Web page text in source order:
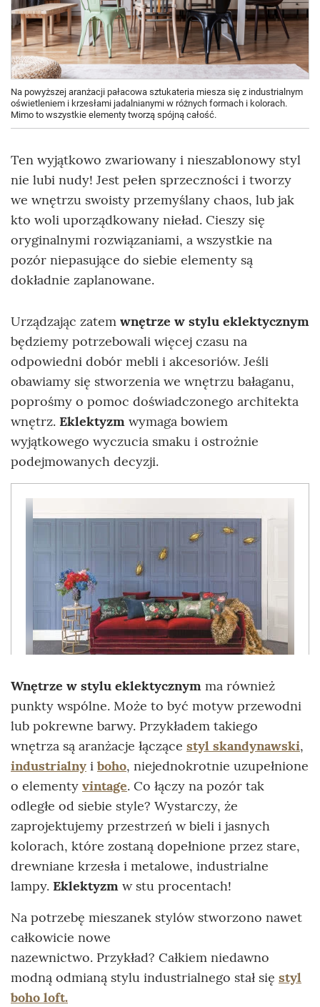
Na powyższej aranżacji pałacowa sztukateria miesza się z industrialnym
oświetleniem i krzesłami jadalnianymi w różnych formach i kolorach.
Mimo to wszystkie elementy tworzą spójną całość.
Ten wyjątkowo zwariowany i nieszablonowy styl
nie lubi nudy! Jest pełen sprzeczności i tworzy
we wnętrzu swoisty przemyślany chaos, lub jak
kto woli uporządkowany nieład. Cieszy się
oryginalnymi rozwiązaniami, a wszystkie na
pozór niepasujące do siebie elementy są
dokładnie zaplanowane.
Urządzając zatem wnętrze w stylu eklektycznym
będziemy potrzebowali więcej czasu na
odpowiedni dobór mebli i akcesoriów. Jeśli
obawiamy się stworzenia we wnętrzu bałaganu,
poprośmy o pomoc doświadczonego architekta
wnętrz. Eklektyzm wymaga bowiem
wyjątkowego wyczucia smaku i ostrożnie
podejmowanych decyzji.
Wnętrze w stylu eklektycznym ma również
punkty wspólne. Może to być motyw przewodni
lub pokrewne barwy. Przykładem takiego
wnętrza są aranżacje łączące styl skandynawski,
industrialny i boho, niejednokrotnie uzupełnione
o elementy vintage. Co łączy na pozór tak
odległe od siebie style? Wystarczy, że
zaprojektujemy przestrzeń w bieli i jasnych
kolorach, które zostaną dopełnione przez stare,
drewniane krzesła i metalowe, industrialne
lampy. Eklektyzm w stu procentach!
Na potrzebę mieszanek stylów stworzono nawet
całkowicie nowe
nazewnictwo. Przykład? Całkiem niedawno
modną odmianą stylu industrialnego stał się styl
boho loft.